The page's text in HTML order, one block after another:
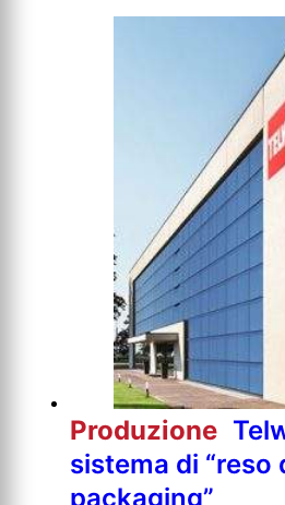
Produzione
sistema di “reso
packaging”